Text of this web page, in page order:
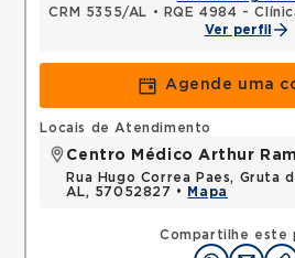
CRM 5355/AL • RQE 4984 -
Ver perfil
Agende uma
Compartilhe este
Locais de Atendimento
Centro Médico Arthur
Rua Hugo Correa Paes, Gruta
AL, 57052827 •
Mapa